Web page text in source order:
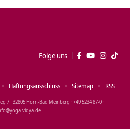
Folge uns
7 · 32805 Horn‑Bad Meinberg · +49 5234 87‑0 ·
Haftungsausschluss Sitemap RSS